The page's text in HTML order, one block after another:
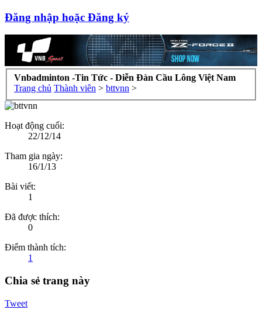
Đăng nhập hoặc Đăng ký
Vnbadminton -Tin Tức - Diễn Đàn Cầu Lông Việt Nam
Trang chủ Thành viên > bttvnn >
Hoạt động cuối:
22/12/14
Tham gia ngày:
16/1/13
Bài viết:
1
Đã được thích:
0
Điểm thành tích:
1
Chia sẻ trang này
Tweet